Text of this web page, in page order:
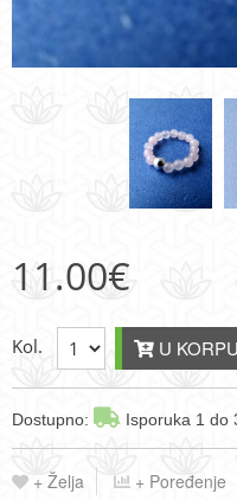
11.00€
Kol. U KORPU
Dostupno: Isporuka 1 do
+ Želja + Poređenje